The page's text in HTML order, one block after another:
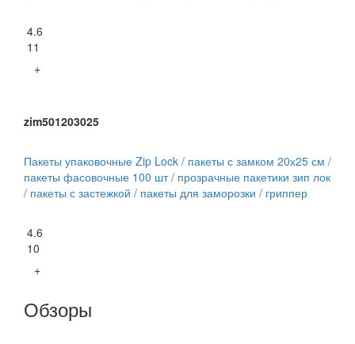
4.6
11
+
zim501203025
Пакеты упаковочные Zip Lock / пакеты с замком 20х25 см /
пакеты фасовочные 100 шт / прозрачные пакетики зип лок
/ пакеты с застежкой / пакеты для заморозки / гриппер
4.6
10
+
Обзоры